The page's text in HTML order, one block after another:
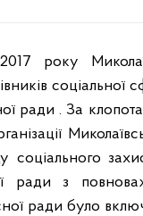
року
соціальної
ради . За
соціального
ради з
ради було